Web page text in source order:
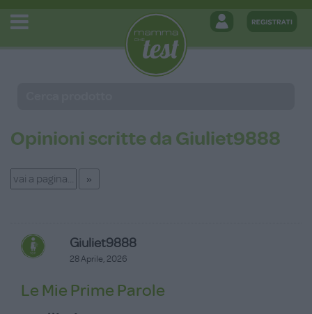
Opinioni scritte da Giuliet9888
Giuliet9888
28 Aprile, 2026
Le Mie Prime Parole